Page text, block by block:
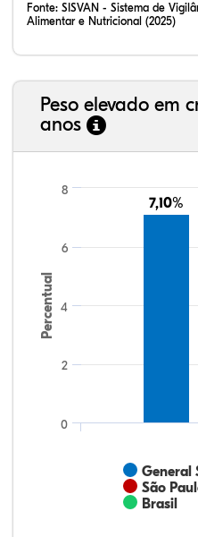
Fonte: SISVAN - Sistema de
Alimentar e Nutricional (2025)
Peso elevado em
anos
Percentual
7,10%
7,10%
General
São
Brasil
0
2
4
6
8